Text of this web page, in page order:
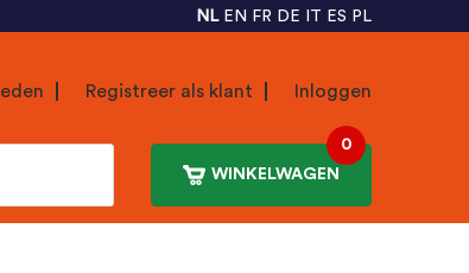
NL EN FR DE IT ES PL
Registreer als klant Inloggen
WINKELWAGEN
0